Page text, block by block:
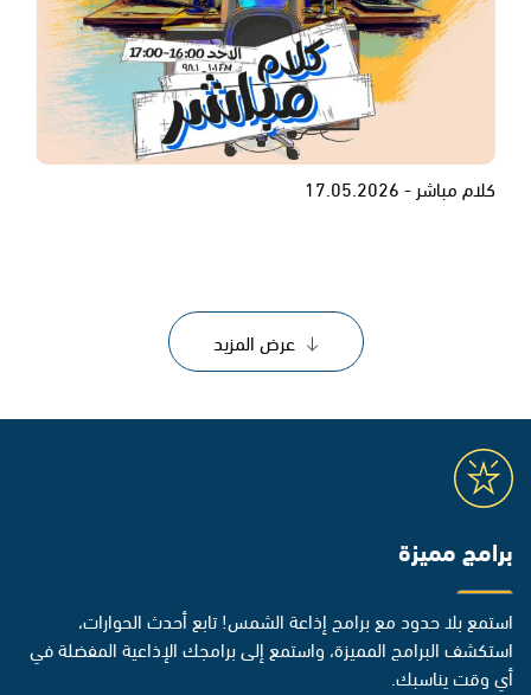
كلام مباشر - 17.05.2026
عرض المزيد
برامج مميزة
استمع بلا حدود مع برامج إذاعة الشمس! تابع أحدث الحوارات،
استكشف البرامج المميزة، واستمع إلى برامجك الإذاعية المفضلة في
أي وقت يناسبك.